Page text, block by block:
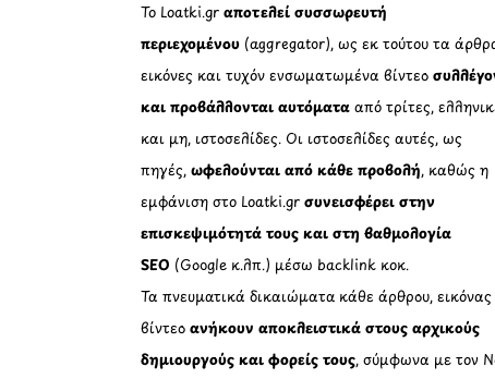
Το Loatki.grαποτελεί συσσωρευτή
περιεχομένου (aggregator), ως εκ τούτου τα
εικόνες και τυχόν ενσωματωμένα βίντεο
και προβάλλονται αυτόματααπό τρίτες,
και μη, ιστοσελίδες. Οι ιστοσελίδες αυτές, ως
πηγές,ωφελούνται από κάθε προβολή, καθώς η
εμφάνιση στο Loatki.gr συνεισφέρει στην
επισκεψιμότητά τους και στη βαθμολογία
SEO (Google κ.λπ.) μέσω backlink κοκ.
Τα πνευματικά δικαιώματα κάθε άρθρου,
βίντεοανήκουν αποκλειστικά στους αρχικούς
δημιουργούς και φορείς τους, σύμφωνα με τον